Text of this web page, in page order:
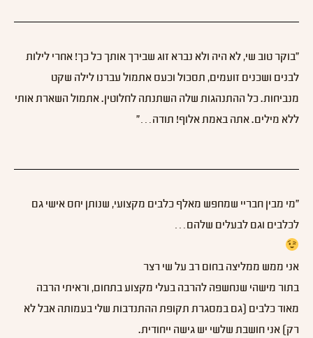
"בוקר טוב שי, לא היה ולא נברא זוג שבירך אותך כל כך! אחרי לילות
לבנים ושכנים זועמים, תסכול וכעס אתמול עברנו לילה שקט
מנביחות. כל ההתנהגות שלה השתנתה לחלוטין. אתמול השארת אותי
ללא מילים. אתה באמת אלוף! תודה…"
״מי מבין חבריי שמחפש מאלף כלבים מקצועי, שנותן יחס אישי גם
לכלבים וגם לבעלים שלהם…
אני ממש ממליצה בחום רב על שי רצר
בתור מישהי שנחשפה להרבה בעלי מקצוע בתחום, וראיתי הרבה
מאוד כלבים (גם במסגרת תקופת ההתנדבות שלי בעמותה אבל לא
רק) אני חושבת שלשי יש גישה ייחודית.